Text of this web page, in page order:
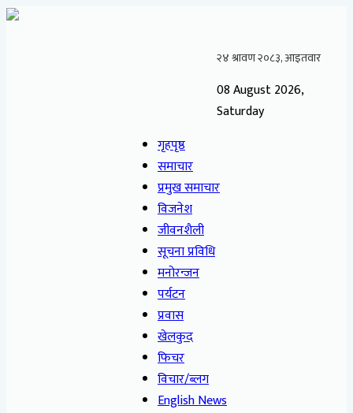
08 August 2026,
Saturday
गृहपृष्ठ
समाचार
प्रमुख समाचार
विजनेश
जीवनशैली
सूचना प्रविधि
मनोरन्जन
पर्यटन
प्रवास
खेलकुद
फिचर
विचार/ब्लग
English News